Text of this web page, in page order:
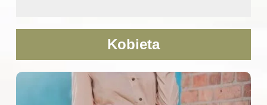
Kobieta